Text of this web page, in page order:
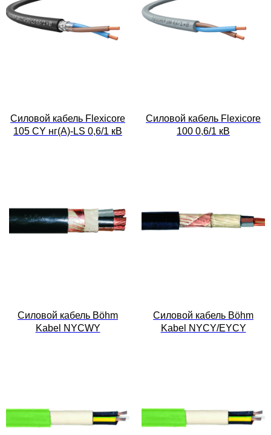
Силовой кабель Flexicore
105 CY нг(А)-LS 0,6/1 кВ
Силовой кабель Flexicore
100 0,6/1 кВ
Силовой кабель Böhm
Kabel NYCWY
Силовой кабель Böhm
Kabel NYCY/EYCY